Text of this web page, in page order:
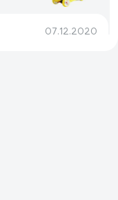
07.12.2020